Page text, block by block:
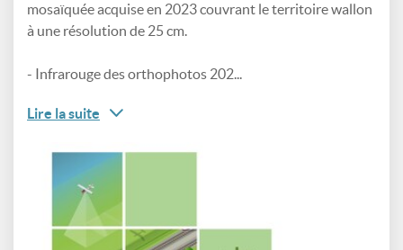
mosaïquée acquise en 2023 couvrant le territoire wallon
à une résolution de 25 cm.
- Infrarouge des orthophotos 202...
Lire la suite